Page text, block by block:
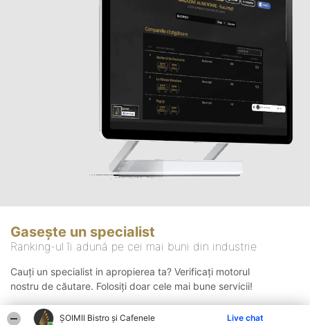
ȘOIMII Bistro și Cafenele Live chat
Gasește un specialist
Ranking-ul îi adună pe cei mai buni din industrie
Cauți un specialist in apropierea ta? Verificați motorul
nostru de căutare. Folosiți doar cele mai bune servicii!